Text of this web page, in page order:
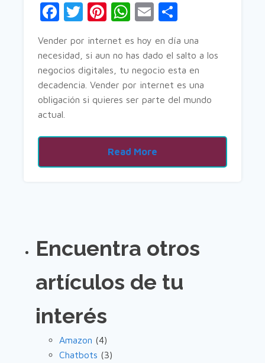
Facebook
Twitter
Pinterest
WhatsApp
Email
Vender por internet es hoy en día una
necesidad, si aun no has dado el salto a los
negocios digitales, tu negocio esta en
decadencia. Vender por internet es una
obligación si quieres ser parte del mundo
actual.
Read More
Encuentra otros
artículos de tu
interés
Amazon (4)
Chatbots (3)